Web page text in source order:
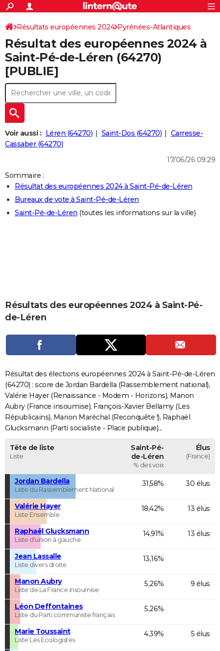
ACTUALITÉS
Politique
Société
Faits Divers
Education
Monde
Villes
+
SPORT
Coupe du monde 2026
Football
Tennis
Cyclisme
Rugby
Forum
CULTURE
Programme TV
TNT
Streaming
Cinéma
Sorties cinéma
Musique
+FINANCE
Retraite
Impôts
Epargne
Immobilier
Risques naturels par ville
Banque
Assurance
CréditAUTO
Essais
Réserver un essai
Citadines
Berlines
SUV
Forum auto
+HIGH-TECH
Mobiles
Meilleur smartphone
Internet
Ordinateurs
Jeux vidéo
Guide high-tech
+
BRICOLAGE
Forum
Aménagement intérieur
Extérieur
Cuisine
Salle de bains
Jardinage
Rangement
+
LIFESTYLE
Art de vivre
Bien-être
Loisirs
Mode
Modes de vie
SANTE
Alimentation
Guide de la santé
Maladies
Médicaments
Sommeil
VOYAGE
Carte de Noël
Carte Bonne année
Carte Saint-Valentin
Carte Pâques
Carte d'anniversaire
COPAINS D'AVANT
AVIS DE DÉCÈS
FORUM
Bricolage
Lifestyle
Culture
Sport
Auto
Television
Voyage
Cinema
Rechercher
S'inscrire
Connexion
Résultats européennes 2024 Pyrénées-Atlantiques
Résultat des européennes 2024 à
Saint-Pé-de-Léren (64270)
[PUBLIE]
Voir aussi : Léren (64270) Saint-Dos (64270)
Carresse-
Cassaber (64270)
17/06/26 09:29
Sommaire :
Résultat des européennes 2024 à Saint-Pé-de-Léren
Bureaux de vote à Saint-Pé-de-Léren
Saint-Pé-de-Léren (toutes les informations sur la ville)
Résultats des européennes 2024 à Saint-Pé-
de-Léren
Résultat des élections européennes 2024 à Saint-Pé-de-Léren
(64270) : score de Jordan Bardella (Rassemblement national),
Valérie Hayer (Renaissance - Modem - Horizons), Manon
Aubry (France insoumise), François-Xavier Bellamy (Les
Républicains), Marion Maréchal (Reconquête !), Raphaël
Glucksmann (Parti socialiste - Place publique)...
Tête de liste
Liste
Saint-Pé-
de-Léren
% des voix
Élus
(France)
Jordan Bardella
Liste du Rassemblement National
31,58% 30 élus
Valérie Hayer
Liste Ensemble
18,42% 13 élus
Raphaël Glucksmann
Liste d'union à gauche
14,91% 13 élus
Jean Lassalle
Liste divers droite
13,16%
Manon Aubry
Liste de La France insoumise
5,26% 9 élus
Léon Deffontaines
Liste du Parti communiste français
5,26%
Marie Toussaint
Liste Les Ecologistes
4,39% 5 élus